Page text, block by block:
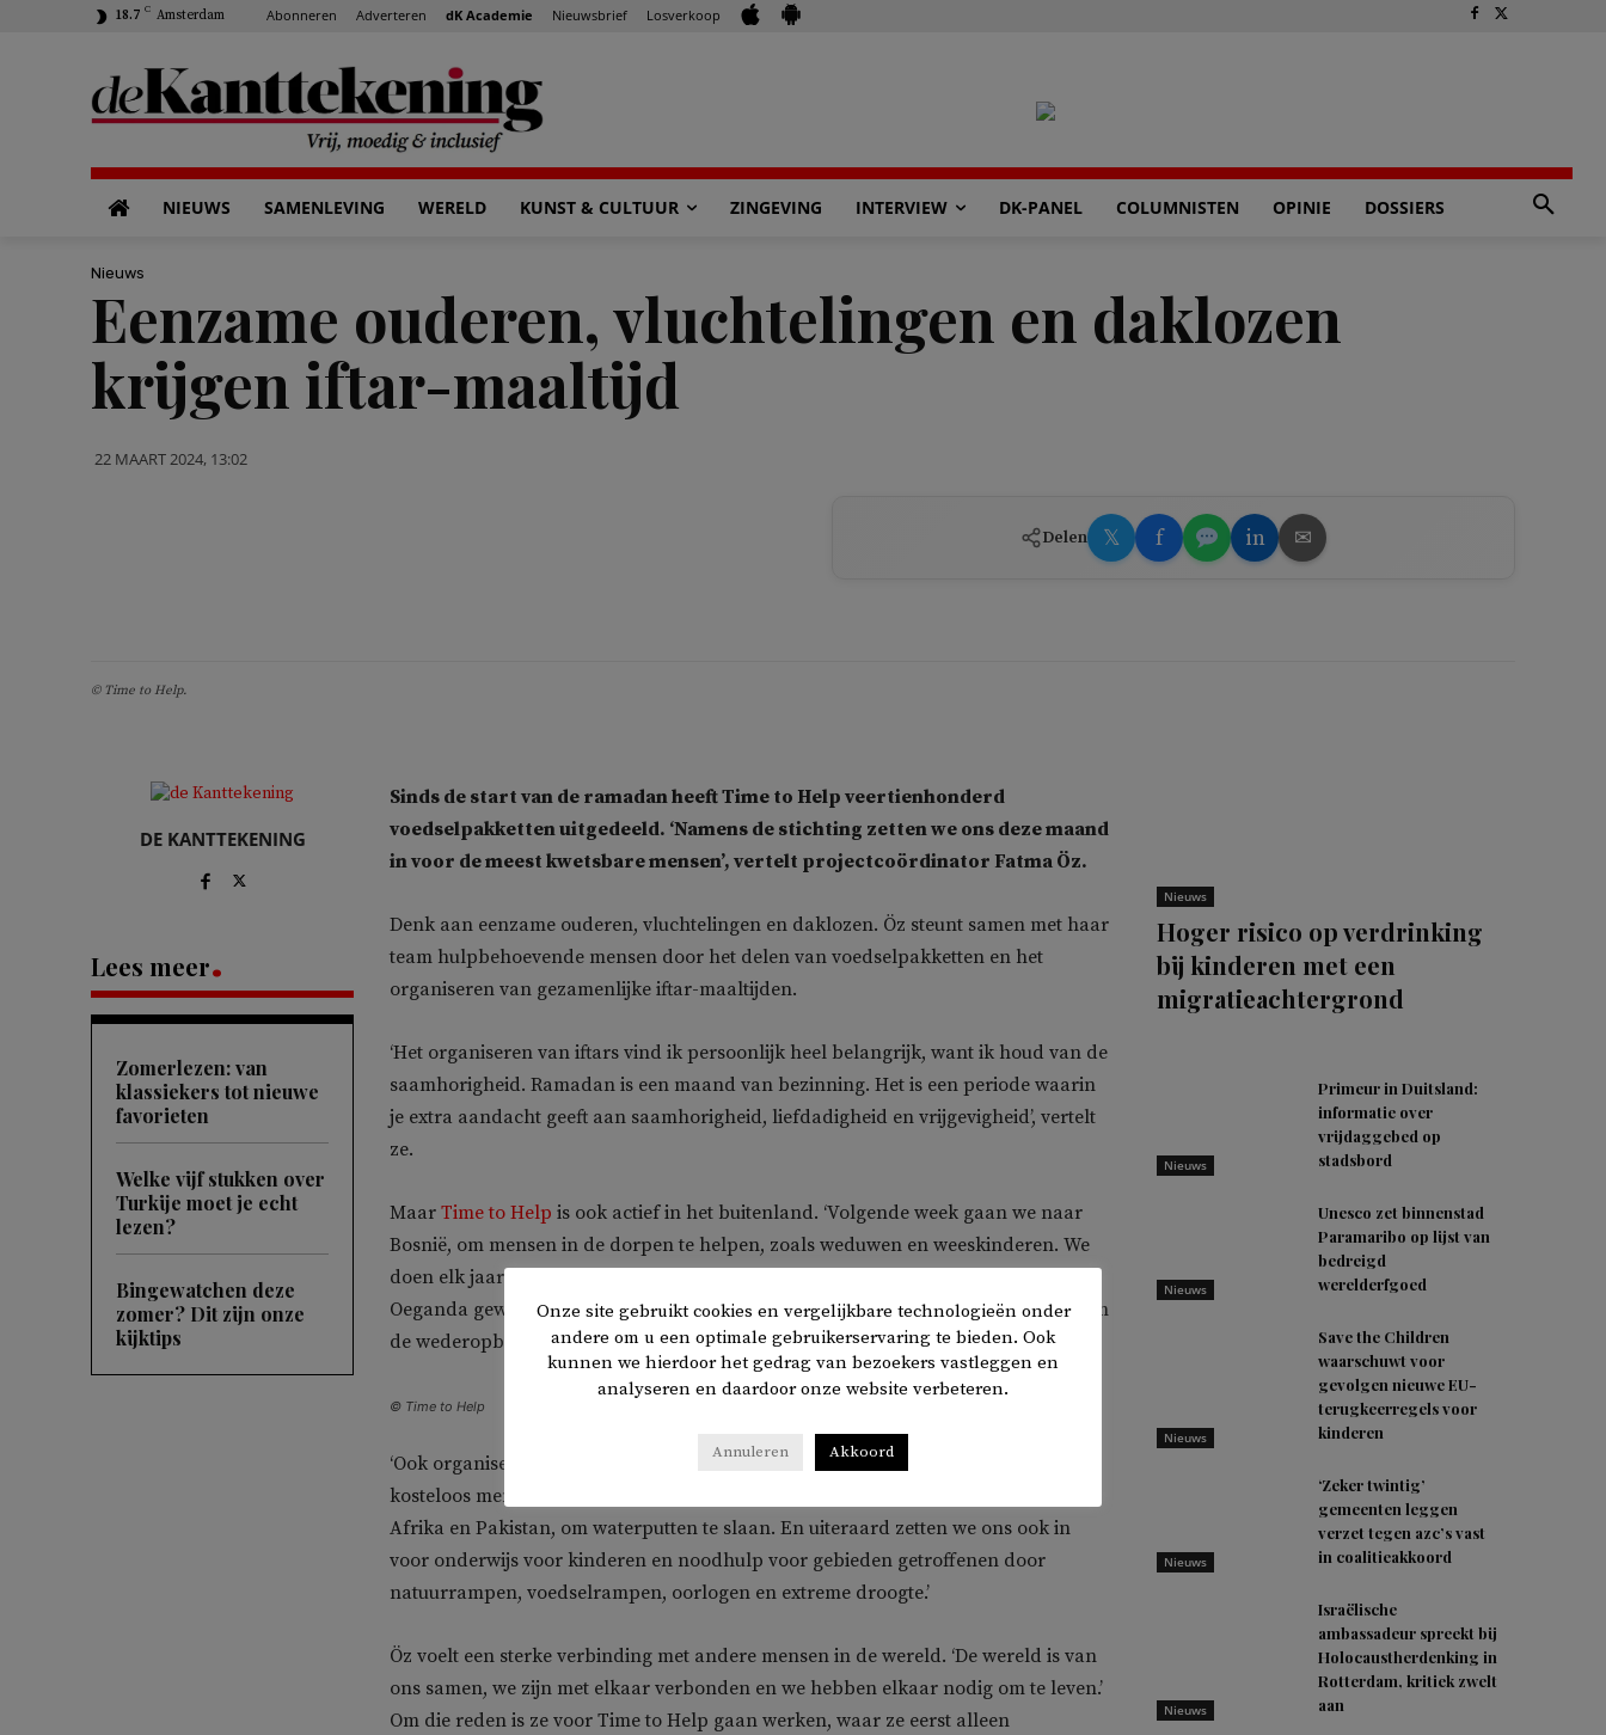
18.7 C Amsterdam Abonneren Adverteren dK Academie Nieuwsbrief Losverkoop
NIEUWS SAMENLEVING WERELD KUNST & CULTUUR ZINGEVING INTERVIEW DK-PANEL COLUMNISTEN OPINIE DOSSIERS
Nieuws
Eenzame ouderen, vluchtelingen en daklozen
krijgen iftar-maaltijd
22 MAART 2024, 13:02
Delen 𝕏 f in ✉
© Time to Help.
DE KANTTEKENING
Lees meer
Zomerlezen: van
klassiekers tot nieuwe
favorieten
Welke vijf stukken over
Turkije moet je echt
lezen?
Bingewatchen deze
zomer? Dit zijn onze
kijktips
Sinds de start van de ramadan heeft Time to Help veertienhonderd
voedselpakketten uitgedeeld. ‘Namens de stichting zetten we ons deze maand
in voor de meest kwetsbare mensen’, vertelt projectcoördinator Fatma Öz.
Denk aan eenzame ouderen, vluchtelingen en daklozen. Öz steunt samen met haar
team hulpbehoevende mensen door het delen van voedselpakketten en het
organiseren van gezamenlijke iftar-maaltijden.
‘Het organiseren van iftars vind ik persoonlijk heel belangrijk, want ik houd van de
saamhorigheid. Ramadan is een maand van bezinning. Het is een periode waarin
je extra aandacht geeft aan saamhorigheid, liefdadigheid en vrijgevigheid’, vertelt
ze.
Maar Time to Help is ook actief in het buitenland. ‘Volgende week gaan we naar
Bosnië, om mensen in de dorpen te helpen, zoals weduwen en weeskinderen. We
doen elk jaar zulke projecten. Afgelopen jaar ben ik in Kenia, Tanzania en
Oeganda geweest om daar de meest kwetsbare mensen te helpen. Het gaat dan om
de wederopbouw van weeshuizen om kinderen een basis te kunnen geven.
© Time to Help
‘Ook organiseren we medische missies. Vrijwillige artsen behandelen dan
kosteloos mensen met acute problemen. Eerder bezochten we andere landen in
Afrika en Pakistan, om waterputten te slaan. En uiteraard zetten we ons ook in
voor onderwijs voor kinderen en noodhulp voor gebieden getroffenen door
natuurrampen, voedselrampen, oorlogen en extreme droogte.’
Öz voelt een sterke verbinding met andere mensen in de wereld. ‘De wereld is van
ons samen, we zijn met elkaar verbonden en we hebben elkaar nodig om te leven.’
Om die reden is ze voor Time to Help gaan werken, waar ze eerst alleen
Nieuws
Hoger risico op verdrinking
bij kinderen met een
migratieachtergrond
Nieuws
Primeur in Duitsland:
informatie over
vrijdaggebed op
stadsbord
Nieuws
Unesco zet binnenstad
Paramaribo op lijst van
bedreigd
werelderfgoed
Nieuws
Save the Children
waarschuwt voor
gevolgen nieuwe EU-
terugkeerregels voor
kinderen
Nieuws
‘Zeker twintig’
gemeenten leggen
verzet tegen azc’s vast
in coalitieakkoord
Nieuws
Israëlische
ambassadeur spreekt bij
Holocaustherdenking in
Rotterdam, kritiek zwelt
aan
Onze site gebruikt cookies en vergelijkbare technologieën onder
andere om u een optimale gebruikerservaring te bieden. Ook
kunnen we hierdoor het gedrag van bezoekers vastleggen en
analyseren en daardoor onze website verbeteren.
Annuleren Akkoord